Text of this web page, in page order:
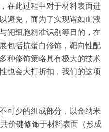
在此过程中对于材料表面进
避免，而为了实现诸如血液
靶细胞精准识别等目的，在
包括抗蛋白修饰，靶向性配
种修饰策略具有极大的技术
也会大打折扣，我们的这项
可少的组成部分，以金纳米
价键修饰于材料表面（形成